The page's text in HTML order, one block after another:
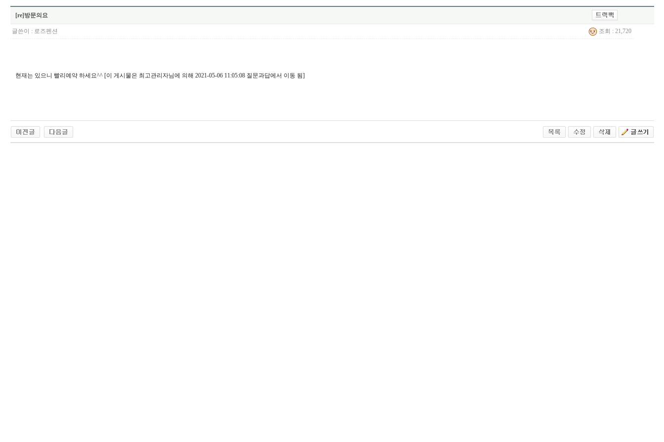
[re]방문의요
글쓴이 : 로즈펜션 조회 : 21,720
현재는 있으니 빨리예약 하세요^^ [이 게시물은 최고관리자님에 의해 2021-05-06 11:05:08 질문과답에서 이동 됨]